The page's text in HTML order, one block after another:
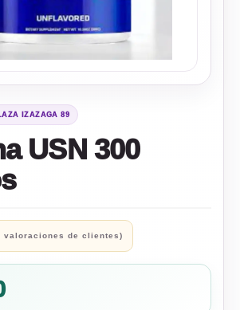
IZAZAGA 89
USN 300
valoraciones de clientes)